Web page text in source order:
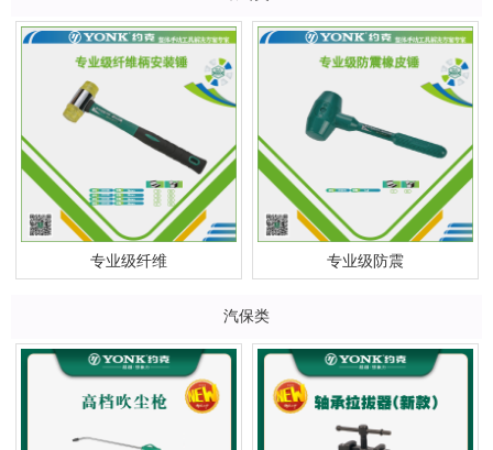
专业级纤维 专业级防震
汽保类